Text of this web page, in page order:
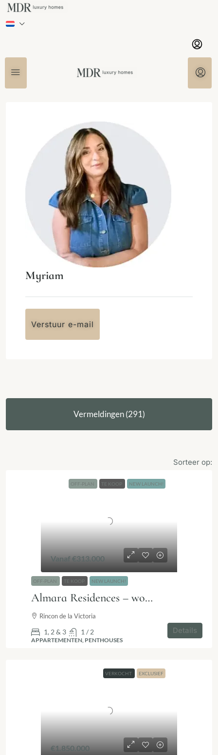
Myriam
Verstuur e-mail
Vermeldingen (291)
Sorteer op:
OFF-PLAN TE KOOP NEW LAUNCH!
Vanaf€313.000
OFF-PLAN TE KOOP NEW LAUNCH!
Almara Residences – wonen op 100 meter van zee in Rincón de la Victoria
Rincon de la Victoria
1, 2 & 3 1 / 2
APPARTEMENTEN, PENTHOUSES
Details
VERKOCHT EXCLUSIEF
€1.850.000